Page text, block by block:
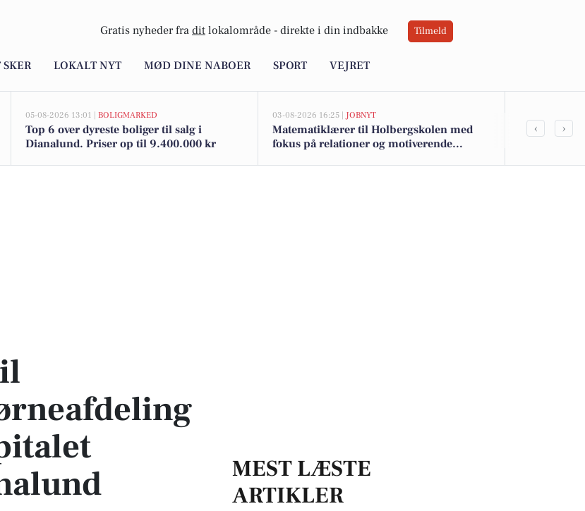
Gratis nyheder fra dit lokalområde - direkte i din indbakke Tilmeld
LOKALT NYT MØD DINE NABOER SPORT VEJRET
05-08-2026 13:01 | BOLIGMARKED
Top 6 over dyreste boliger til salg i
Dianalund. Priser op til 9.400.000 kr
03-08-2026 16:25 | JOBNYT
Matematiklærer til Holbergskolen med
fokus på relationer og motiverende
Er
‹ ›
Filadelfia i Dianalund
MEST LÆSTE
ARTIKLER